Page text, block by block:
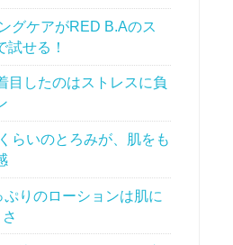
グケアがRED B.Aのス
試せる！
したのはストレスに負
らいのとろみが、肌をも
ぷりのローションは肌に